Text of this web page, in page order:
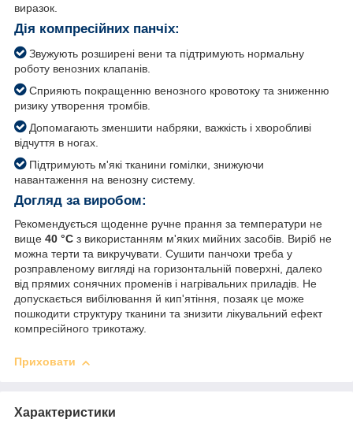
виразок.
Дія компресійних панчіх:
Звужують розширені вени та підтримують нормальну
роботу венозних клапанів.
Сприяють покращенню венозного кровотоку та зниженню
ризику утворення тромбів.
Допомагають зменшити набряки, важкість і хворобливі
відчуття в ногах.
Підтримують м'які тканини гомілки, знижуючи
навантаження на венозну систему.
Догляд за виробом:
Рекомендується щоденне ручне прання за температури не
вище 40 °C з використанням м'яких мийних засобів. Виріб не
можна терти та викручувати. Сушити панчохи треба у
розправленому вигляді на горизонтальній поверхні, далеко
від прямих сонячних променів і нагрівальних приладів. Не
допускається вибілювання й кип'ятіння, позаяк це може
пошкодити структуру тканини та знизити лікувальний ефект
компресійного трикотажу.
Приховати
Характеристики